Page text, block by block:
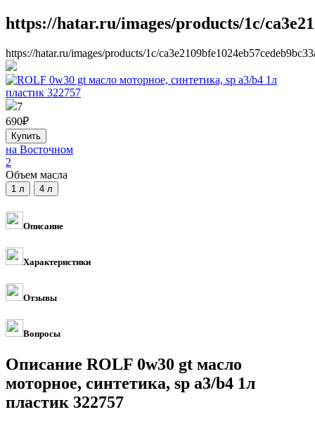
https://hatar.ru/images/products/1c/
https://hatar.ru/images/products/1c/
7
690₽
на Восточном
2
Объем масла
Описание
Характеристики
Отзывы
Вопросы
Описание ROLF 0w30 gt масло
моторное, синтетика, sp a3/b4 1л
пластик 322757